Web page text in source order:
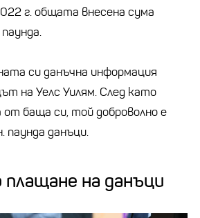
г. общата внесена сума
си данъчна информация
на Уелс Уилям. След като
баща си, той доброволно е
паунда данъци.
на данъци